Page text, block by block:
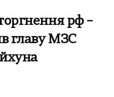
рф –
главу МЗС